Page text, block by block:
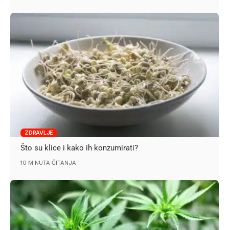
ZDRAVLJE
Što su klice i kako ih konzumirati?
10 MINUTA ČITANJA